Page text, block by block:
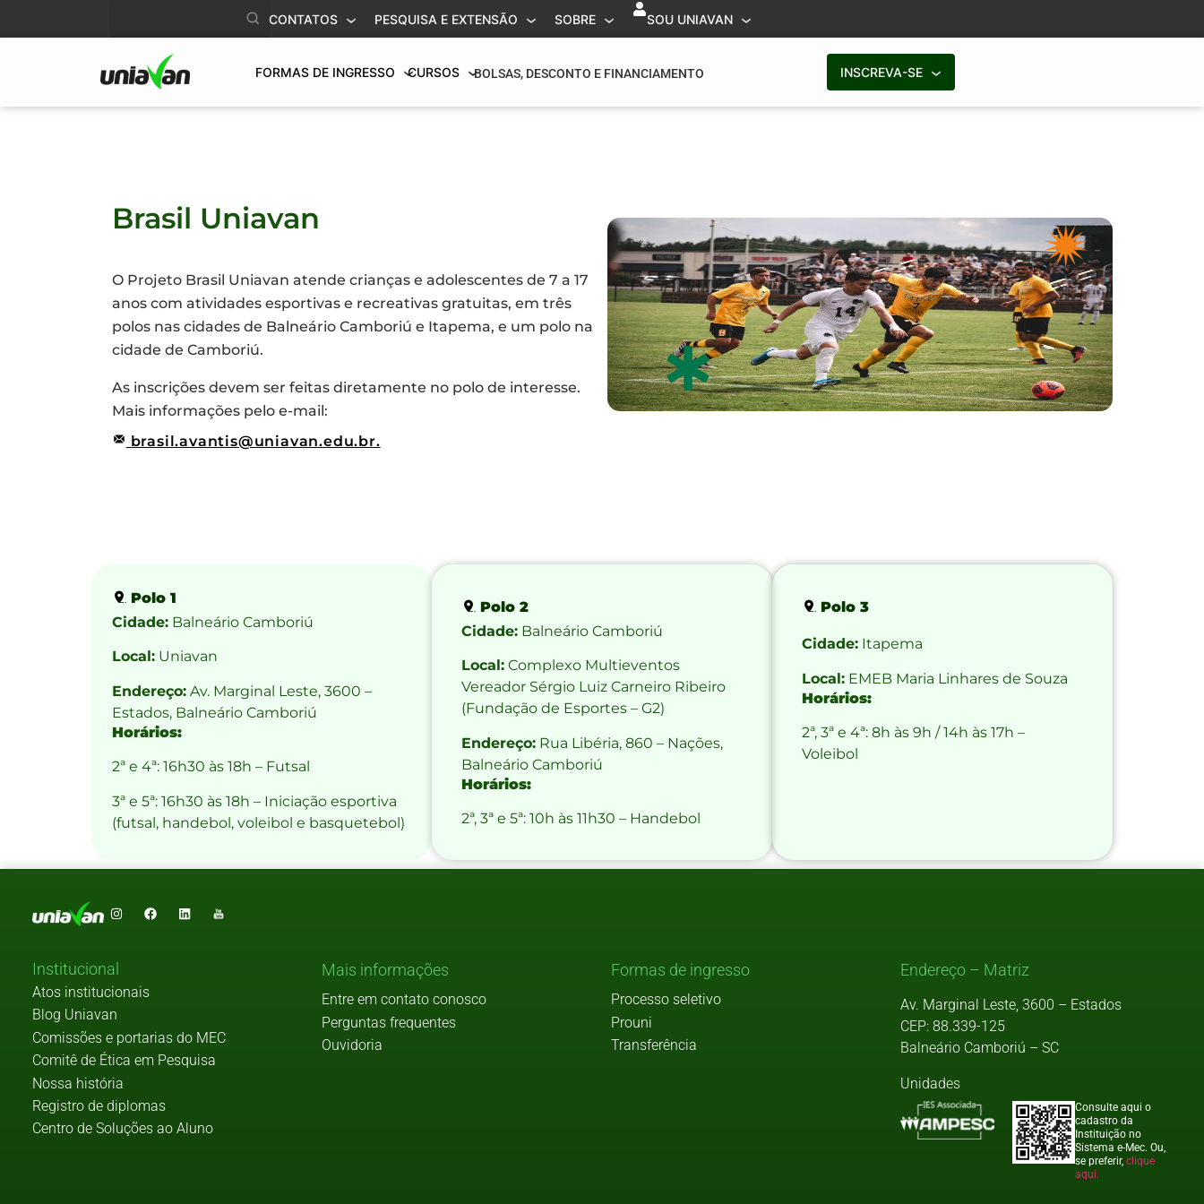
CONTATOS PESQUISA E EXTENSÃO SOBRE SOU UNIAVAN
FORMAS DE INGRESSO CURSOS BOLSAS, DESCONTO E FINANCIAMENTO INSCREVA-SE
Brasil Uniavan
O Projeto Brasil Uniavan atende crianças e adolescentes de 7 a 17
anos com atividades esportivas e recreativas gratuitas, em três
polos nas cidades de Balneário Camboriú e Itapema, e um polo na
cidade de Camboriú.
As inscrições devem ser feitas diretamente no polo de interesse.
Mais informações pelo e-mail:
brasil.avantis@uniavan.edu.br.
Polo 1
Cidade:Balneário Camboriú
Local:Uniavan
Endereço:Av. Marginal Leste, 3600 –
Estados, Balneário Camboriú
Horários:
2ª e 4ª: 16h30 às 18h – Futsal
3ª e 5ª: 16h30 às 18h – Iniciação esportiva
(futsal, handebol, voleibol e basquetebol)
Polo 2
Cidade:Balneário Camboriú
Local:Complexo Multieventos
Vereador Sérgio Luiz Carneiro Ribeiro
(Fundação de Esportes – G2)
Endereço:Rua Libéria, 860 – Nações,
Balneário Camboriú
Horários:
2ª, 3ª e 5ª: 10h às 11h30 – Handebol
Polo 3
Cidade:Itapema
Local:EMEB Maria Linhares de Souza
Horários:
2ª, 3ª e 4ª: 8h às 9h / 14h às 17h –
Voleibol
Institucional
Atos institucionais
Blog Uniavan
Comissões e portarias do MEC
Comitê de Ética em Pesquisa
Nossa história
Registro de diplomas
Centro de Soluções ao Aluno
Mais informações
Entre em contato conosco
Perguntas frequentes
Ouvidoria
Formas de ingresso
Processo seletivo
Prouni
Transferência
Endereço – Matriz
Av. Marginal Leste, 3600 – Estados
CEP: 88.339-125
Balneário Camboriú – SC
Unidades
Consulte aqui o
cadastro da
Instituição no
Sistema e-Mec. Ou,
se preferir,clique
aqui.